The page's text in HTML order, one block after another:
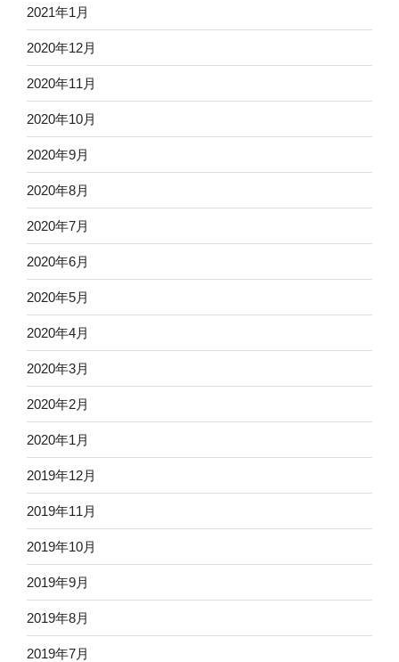
2021年1月
2020年12月
2020年11月
2020年10月
2020年9月
2020年8月
2020年7月
2020年6月
2020年5月
2020年4月
2020年3月
2020年2月
2020年1月
2019年12月
2019年11月
2019年10月
2019年9月
2019年8月
2019年7月